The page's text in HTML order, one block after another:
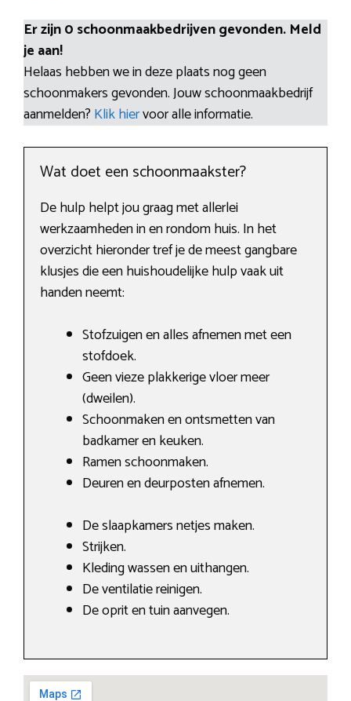
Er zijn 0 schoonmaakbedrijven gevonden. Meld
je aan!
Helaas hebben we in deze plaats nog geen
schoonmakers gevonden. Jouw schoonmaakbedrijf
aanmelden? Klik hiervoor alle informatie.
Wat doet een schoonmaakster?
De hulp helpt jou graag met allerlei
werkzaamheden in en rondom huis. In het
overzicht hieronder tref je de meest gangbare
klusjes die een huishoudelijke hulp vaak uit
handen neemt:
Stofzuigen en alles afnemen met een
stofdoek.
Geen vieze plakkerige vloer meer
(dweilen).
Schoonmaken en ontsmetten van
badkamer en keuken.
Ramen schoonmaken.
Deuren en deurposten afnemen.
De slaapkamers netjes maken.
Strijken.
Kleding wassen en uithangen.
De ventilatie reinigen.
De oprit en tuin aanvegen.